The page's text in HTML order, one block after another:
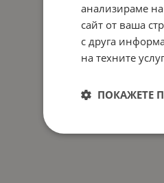
анализираме
сайт от ваша
с друга
на техните
ПОКАЖЕТЕ